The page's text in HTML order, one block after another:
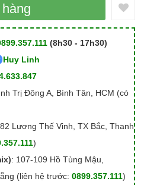
(8h30 - 17h30)
Huy Linh
Trị Đông A, Bình Tân, HCM (có
Lương Thế Vinh, TX Bắc, Thanh
)
: 107-109 Hồ Tùng Mậu,
(liên hệ trước: 0899.357.111)